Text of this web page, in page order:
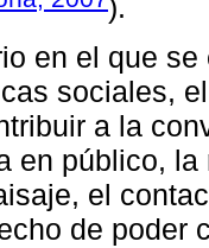
).
en el que
sociales,
a la
en público,
el
de poder